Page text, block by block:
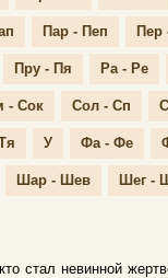
Пар - Пеп Пер
Пру - Пя Ра - Ре
- Сок Сол - Сп
У Фа - Фе
Шар - Шев Шег -
стал невинной